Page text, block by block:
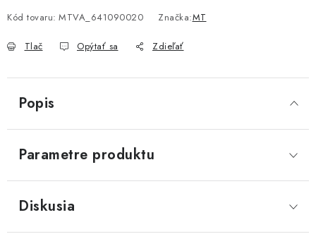
Kontakty Poštovné a doprava
Obchodné podmienky
Podmienky ochrany osobných údajov
Kód tovaru: MTVA_641090020 Značka:MT
Tlač Opýtať sa Zdieľať
Popis
Parametre produktu
Diskusia